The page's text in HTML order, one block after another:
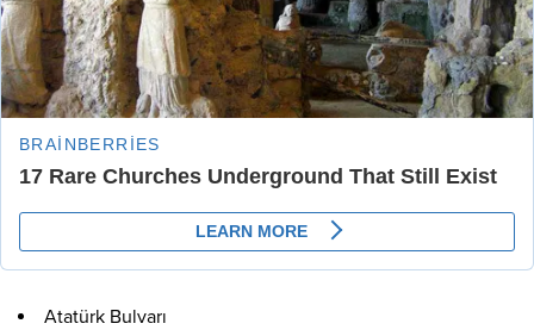
Atatürk Bulvarı